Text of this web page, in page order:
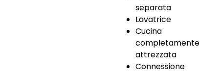
separata
Lavatrice
Cucina
completamente
attrezzata
Connessione